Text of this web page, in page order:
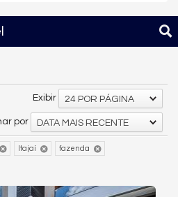
Exibir 24 POR PÁGINA
por DATA MAIS RECENTE
Itajaí fazenda